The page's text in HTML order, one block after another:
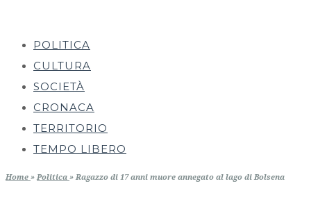
POLITICA
CULTURA
SOCIETÀ
CRONACA
TERRITORIO
TEMPO LIBERO
Home » Politica » Ragazzo di 17 anni muore annegato al lago di Bolsena